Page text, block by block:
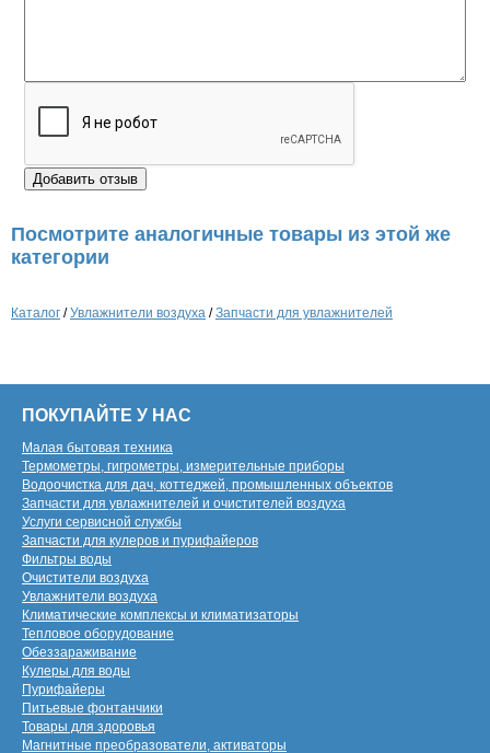
Посмотрите аналогичные товары из этой же
категории
Каталог /Увлажнители воздуха /Запчасти для увлажнителей
ПОКУПАЙТЕ У НАС
Малая бытовая техника
Термометры, гигрометры, измерительные приборы
Водоочистка для дач, коттеджей, промышленных объектов
Запчасти для увлажнителей и очистителей воздуха
Услуги сервисной службы
Запчасти для кулеров и пурифайеров
Фильтры воды
Очистители воздуха
Увлажнители воздуха
Климатические комплексы и климатизаторы
Тепловое оборудование
Обеззараживание
Кулеры для воды
Пурифайеры
Питьевые фонтанчики
Товары для здоровья
Магнитные преобразователи, активаторы